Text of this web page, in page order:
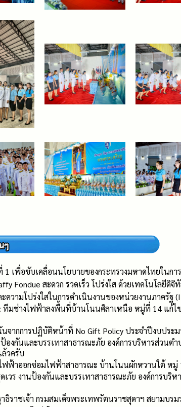
1 เพื่อขับเคลื่อนนโยบายของกระทรวงมหาดไทยใน
Fondue สะดวก รวดเร็ว โปร่งใส ด้วยเทคโนโลยีดิจิ
วามโปร่งใสในการดำเนินงานของหน่วยงานภาครัฐ
ทีมช่างไฟฟ้าลงพื้นที่บ้านโนนศิลาเหนือ หมู่ที่ 14 แก้ไ
จากการปฏิบัติหน้าที่ No Gift Policy ประจำปีงบประ
งกันและบรรเทาสาธารณะภัย องค์การบริหารส่วนต
วครับ
ฟฟ้าออกซ่อมไฟฟ้าสาธารณะ บ้านโนนผักหวานใต้ หมู่
เวร งานป้องกันและบรรเทาสาธารณะภัย องค์การบ
ราชเจ้า กรมสมเด็จพระเทพรัตนราชสุดาฯ สยามบรม